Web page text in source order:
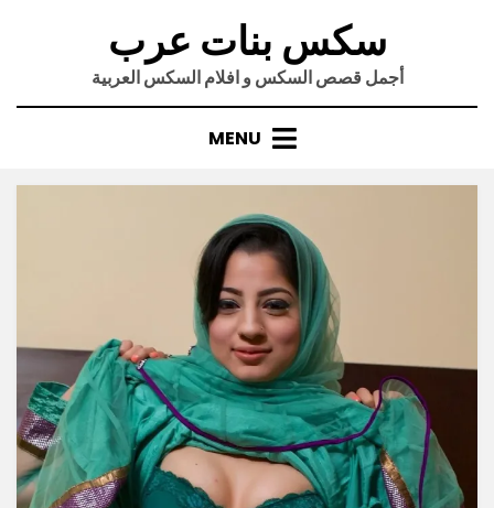
سكس بنات عرب
أجمل قصص السكس و افلام السكس العربية
MENU